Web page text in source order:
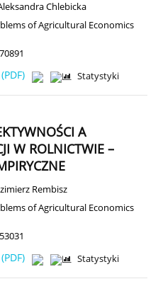
Chlebicka
of Agricultural Economics
(PDF) Statystyki
A
W ROLNICTWIE –
Rembisz
of Agricultural Economics
(PDF) Statystyki